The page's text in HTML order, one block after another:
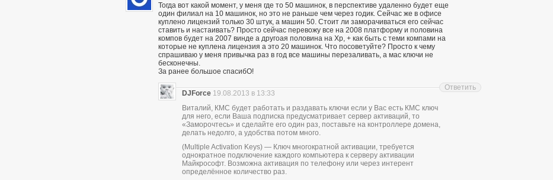
Тогда вот какой момент, у меня где то 50 машинок, в перспективе удаленно будет еще
один филиал на 10 машинок, но это не раньше чем через годик. Сейчас же в офисе
куплено лицензий только 30 штук, а машин 50. Стоит ли заморачиваться его сейчас
ставить и настаивать? Просто сейчас перевожу все на 2008 платформу и половина
компов будет на 2007 винде а другоая половина на Xp, + как быть с теми компами на
которые не куплена лицензия а это 20 машинок. Что посоветуйте? Просто к чему
спрашиваю у меня привычка раз в год все машины перезаливать, а мас ключи не
бесконечны.
За ранее большое спасибО!
DJForce 19.08.2013 в 13:33
Виталий, КМС будет работать и раздавать ключи если у Вас есть КМС ключ
для него, если Ваша подписка предусматривает сервер активаций, то
«Заморочтесь» и сделайте его один раз, поставьте на контроллере домена,
делать недолго, а удобства потом много.
(Multiple Activation Keys) — Ключ многократной активации, требуется
однократное подключение каждого компьютера к серверу активации
Майкрософт. Возможна активация по телефону или через интерент
определённое количество раз.
Ответить